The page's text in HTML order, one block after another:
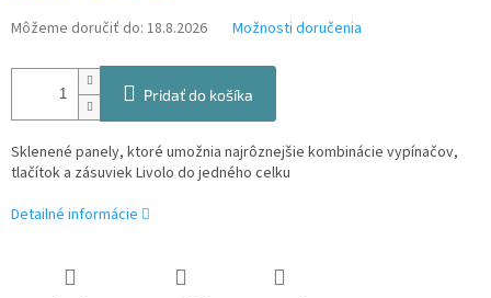
Môžeme doručiť do: 18.8.2026 Možnosti doručenia
Pridať do košíka
Sklenené panely, ktoré umožnia najrôznejšie kombinácie vypínačov,
tlačítok a zásuviek Livolo do jedného celku
Detailné informácie